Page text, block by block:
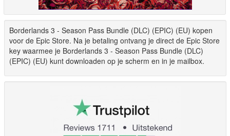
Borderlands 3 - Season Pass Bundle (DLC) (EPIC) (EU) kopen
voor de Epic Store. Na je betaling ontvang je direct de Epic Store
key waarmee je Borderlands 3 - Season Pass Bundle (DLC)
(EPIC) (EU) kunt downloaden op je scherm en in je mailbox.